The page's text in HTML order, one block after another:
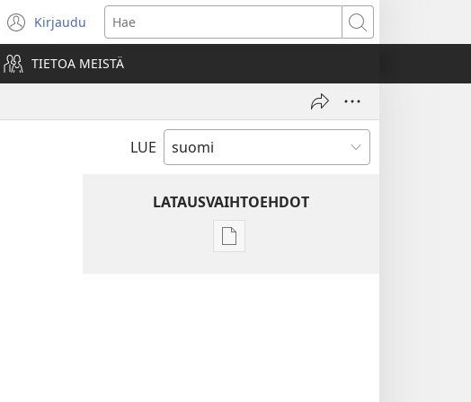
Kirjaudu
(avaa
uuden
ikkunan)
Hae
TIETOA MEISTÄ
LUE
LATAUSVAIHTOEHDOT
Julkaisujen